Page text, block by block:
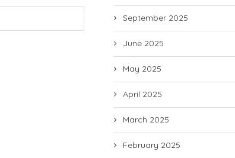
September 2025
June 2025
May 2025
April 2025
March 2025
February 2025